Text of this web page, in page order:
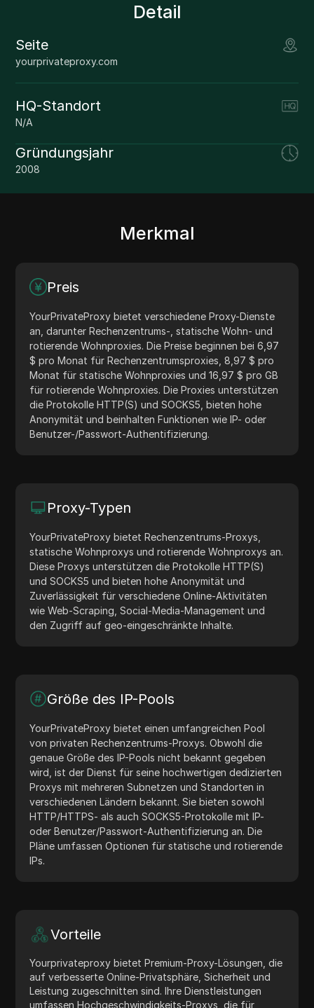
Detail
Seite
yourprivateproxy.com
HQ-Standort
N/A
Gründungsjahr
2008
Merkmal
Preis
YourPrivateProxy bietet verschiedene Proxy-Dienste
an, darunter Rechenzentrums-, statische Wohn- und
rotierende Wohnproxies. Die Preise beginnen bei 6,97
$ pro Monat für Rechenzentrumsproxies, 8,97 $ pro
Monat für statische Wohnproxies und 16,97 $ pro GB
für rotierende Wohnproxies. Die Proxies unterstützen
die Protokolle HTTP(S) und SOCKS5, bieten hohe
Anonymität und beinhalten Funktionen wie IP- oder
Benutzer-/Passwort-Authentifizierung.
Proxy-Typen
YourPrivateProxy bietet Rechenzentrums-Proxys,
statische Wohnproxys und rotierende Wohnproxys an.
Diese Proxys unterstützen die Protokolle HTTP(S)
und SOCKS5 und bieten hohe Anonymität und
Zuverlässigkeit für verschiedene Online-Aktivitäten
wie Web-Scraping, Social-Media-Management und
den Zugriff auf geo-eingeschränkte Inhalte.
Größe des IP-Pools
YourPrivateProxy bietet einen umfangreichen Pool
von privaten Rechenzentrums-Proxys. Obwohl die
genaue Größe des IP-Pools nicht bekannt gegeben
wird, ist der Dienst für seine hochwertigen dedizierten
Proxys mit mehreren Subnetzen und Standorten in
verschiedenen Ländern bekannt. Sie bieten sowohl
HTTP/HTTPS- als auch SOCKS5-Protokolle mit IP-
oder Benutzer/Passwort-Authentifizierung an. Die
Pläne umfassen Optionen für statische und rotierende
IPs.
Vorteile
Yourprivateproxy bietet Premium-Proxy-Lösungen, die
auf verbesserte Online-Privatsphäre, Sicherheit und
Leistung zugeschnitten sind. Ihre Dienstleistungen
umfassen Hochgeschwindigkeits-Proxys, die für